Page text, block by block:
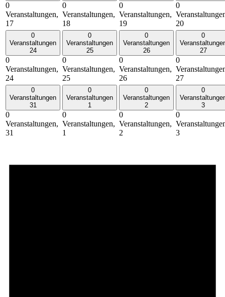
0
Veranstaltungen,
17
0
Veranstaltungen,
18
0
Veranstaltungen,
19
0
20
0
Veranstaltungen
24
0
Veranstaltungen,
24
0
Veranstaltungen
25
0
Veranstaltungen,
25
0
Veranstaltungen
26
0
Veranstaltungen,
26
0
27
0
27
0
Veranstaltungen
31
0
Veranstaltungen,
31
0
Veranstaltungen
1
0
Veranstaltungen,
1
0
Veranstaltungen
2
0
Veranstaltungen,
2
0
3
0
3